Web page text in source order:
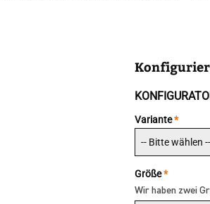
Variante*
-- Bitte wählen --
Größe*
Wir haben zwei